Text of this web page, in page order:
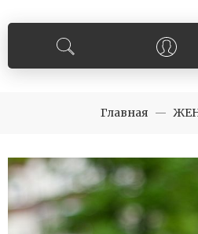
Главная